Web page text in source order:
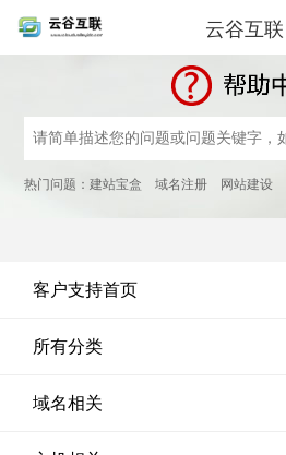
云谷互联
热门问题：建站宝盒 域名注册 网站建设
客户支持首页
所有分类
域名相关